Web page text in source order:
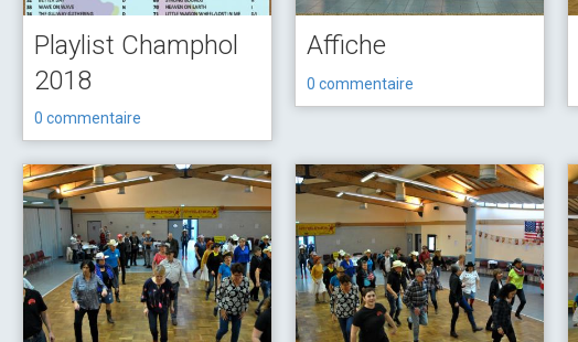
Playlist Champhol
2018
0 commentaire
Affiche
0 commentaire